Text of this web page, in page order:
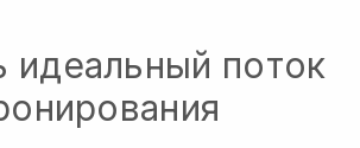
идеальный поток